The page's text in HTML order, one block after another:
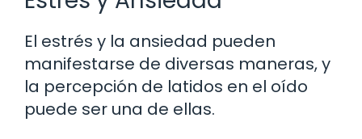
El estrés y la ansiedad pueden
manifestarse de diversas maneras, y
la percepción de latidos en el oído
puede ser una de ellas.